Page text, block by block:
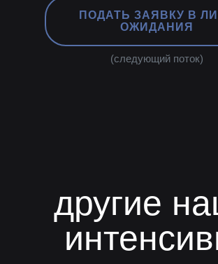
ПОДАТЬ ЗАЯВКУ В
ОЖИДАНИЯ
(следующий поток)
другие